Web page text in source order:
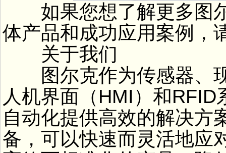
如果您想了解更多图尔
体产品和成功应用案例，
关于我们
图尔克作为传感器、现
人机界面（HMI）和
自动化提供高效的解决方
备，可以快速而灵活地应